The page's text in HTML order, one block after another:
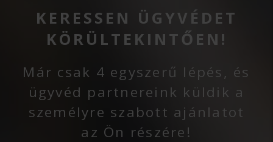
KERESSEN ÜGYVÉDET
KÖRÜLTEKINTŐEN!
Már csak 4 egyszerű lépés, és
ügyvéd partnereink küldik a
személyre szabott ajánlatot
az Ön részére!